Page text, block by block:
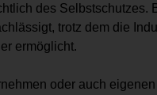
des Selbstschutzes.
trotz dem die
ermöglicht.
oder auch